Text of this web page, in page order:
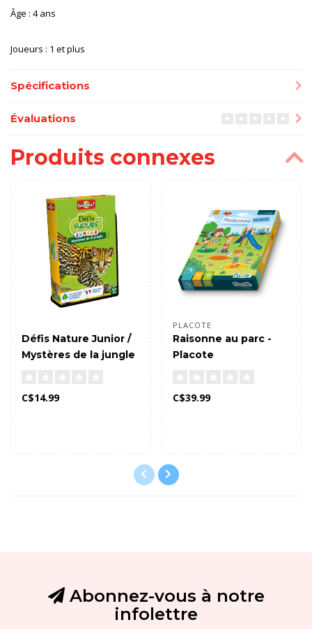
Âge : 4 ans
Joueurs : 1 et plus
Spécifications
Évaluations
Produits connexes
Défis Nature Junior /
Mystères de la jungle
C$14.99
PLACOTE
Raisonne au parc -
Placote
C$39.99
Abonnez-vous à notre
infolettre